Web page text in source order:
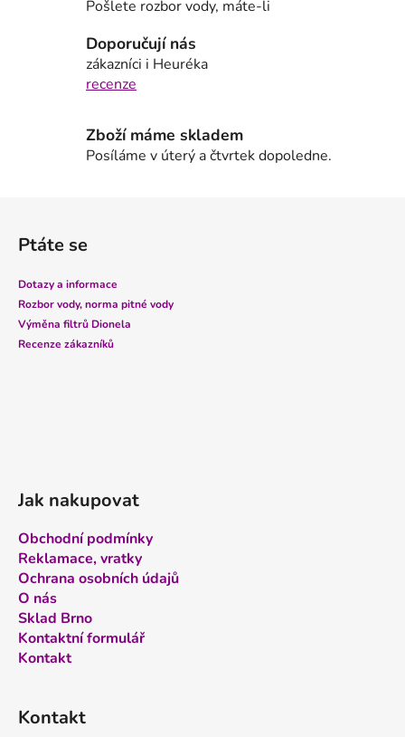
Pošlete rozbor vody, máte-li
Doporučují nás
zákazníci i Heuréka
recenze
Zboží máme skladem
Posíláme v úterý a čtvrtek dopoledne.
Ptáte se
Dotazy a informace
Rozbor vody, norma pitné vody
Výměna filtrů Dionela
Recenze zákazníků
Jak nakupovat
Obchodní podmínky
Reklamace, vratky
Ochrana osobních údajů
O nás
Sklad Brno
Kontaktní formulář
Kontakt
Kontakt